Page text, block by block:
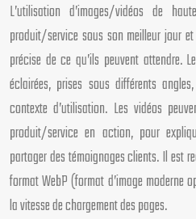
L’utilisation d’images/vidéos de
produit/service sous son meilleur jour
précise de ce qu’ils peuvent attendre.
éclairées, prises sous différents
contexte d’utilisation. Les vidéos
produit/service en action, pour
partager des témoignages clients. Il est
format WebP (format d’image moderne
la vitesse de chargement des pages.